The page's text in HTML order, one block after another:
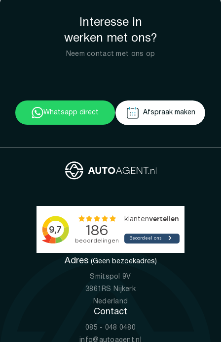
Interesse in
werken met ons?
Neem contact met ons op
Whatsapp direct Afspraak maken
Adres (Geen bezoekadres)
Smitspol 9V
3861RS Nijkerk
Nederland
Contact
085 - 048 0480
info@autoagent.nl